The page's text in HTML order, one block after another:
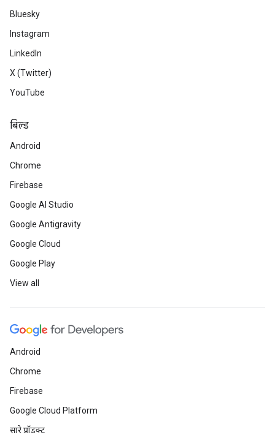
Bluesky
Instagram
LinkedIn
X (Twitter)
YouTube
बिल्ड
Android
Chrome
Firebase
Google AI Studio
Google Antigravity
Google Cloud
Google Play
View all
Android
Chrome
Firebase
Google Cloud Platform
सारे प्रॉडक्ट